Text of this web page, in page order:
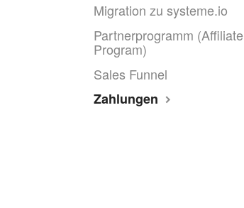
Migration zu systeme.io
Partnerprogramm (Affiliate
Program)
Sales Funnel
Zahlungen